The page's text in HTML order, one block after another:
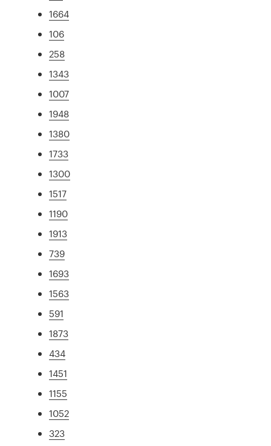
1664
106
258
1343
1007
1948
1380
1733
1300
1517
1190
1913
739
1693
1563
591
1873
434
1451
1155
1052
323